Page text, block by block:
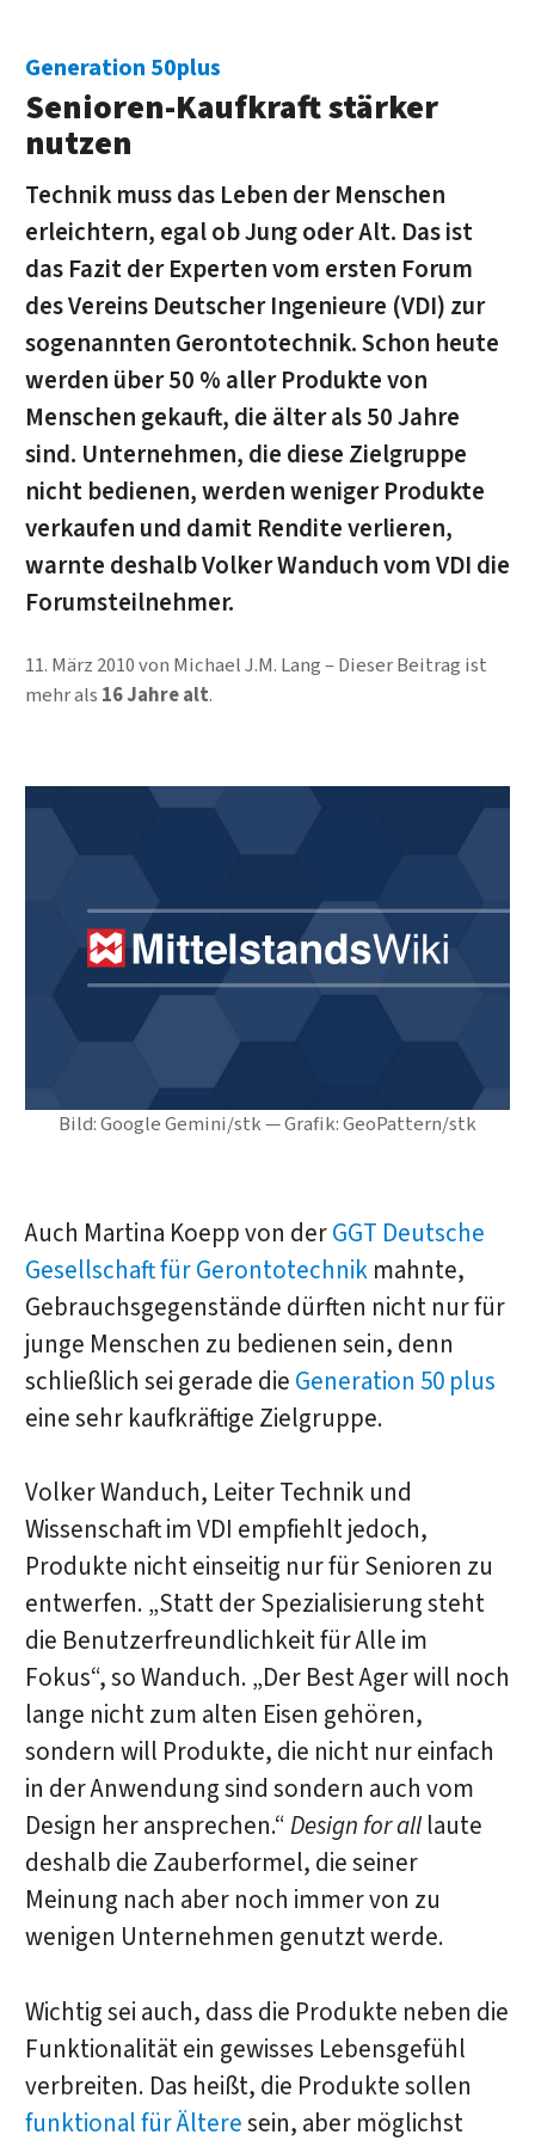
Bild: Google Gemini/stk — Grafik: GeoPattern/stk
Generation 50plus
Senioren-Kaufkraft stärker
nutzen
Technik muss das Leben der Menschen
erleichtern, egal ob Jung oder Alt. Das ist
das Fazit der Experten vom ersten Forum
des Vereins Deutscher Ingenieure (VDI) zur
sogenannten Gerontotechnik. Schon heute
werden über 50 % aller Produkte von
Menschen gekauft, die älter als 50 Jahre
sind. Unternehmen, die diese Zielgruppe
nicht bedienen, werden weniger Produkte
verkaufen und damit Rendite verlieren,
warnte deshalb Volker Wanduch vom VDI die
Forumsteilnehmer.
11. März 2010von Michael J.M. Lang
Dieser Beitrag ist
mehr als 16 Jahre alt.
Auch Martina Koepp von derGGT Deutsche
Gesellschaft für Gerontotechnik mahnte,
Gebrauchsgegenstände dürften nicht nur für
junge Menschen zu bedienen sein, denn
schließlich sei gerade die Generation 50 plus
eine sehr kaufkräftige Zielgruppe.
Volker Wanduch, Leiter Technik und
Wissenschaft im VDI empfiehlt jedoch,
Produkte nicht einseitig nur für Senioren zu
entwerfen. „Statt der Spezialisierung steht
die Benutzerfreundlichkeit für Alle im
Fokus“, so Wanduch. „Der Best Ager will noch
lange nicht zum alten Eisen gehören,
sondern will Produkte, die nicht nur einfach
in der Anwendung sind sondern auch vom
Design her ansprechen.“ Design for alllaute
deshalb die Zauberformel, die seiner
Meinung nach aber noch immer von zu
wenigen Unternehmen genutzt werde.
Wichtig sei auch, dass die Produkte neben die
Funktionalität ein gewisses Lebensgefühl
verbreiten. Das heißt, die Produkte sollen
funktional für Älteresein, aber möglichst